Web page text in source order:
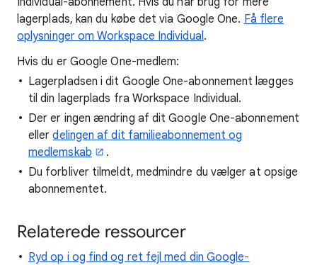
lagerplads, kan du købe det via Google One. Få flere
oplysninger om Workspace Individual.
Hvis du er Google One-medlem:
Lagerpladsen i dit Google One-abonnement lægges
til din lagerplads fra Workspace Individual.
Der er ingen ændring af dit Google One-abonnement
ellerdelingen af dit familieabonnement og
medlemskab
.
Du forbliver tilmeldt, medmindre du vælger at opsige
abonnementet.
Relaterede ressourcer
Ryd op i og find og ret fejl med din Google-